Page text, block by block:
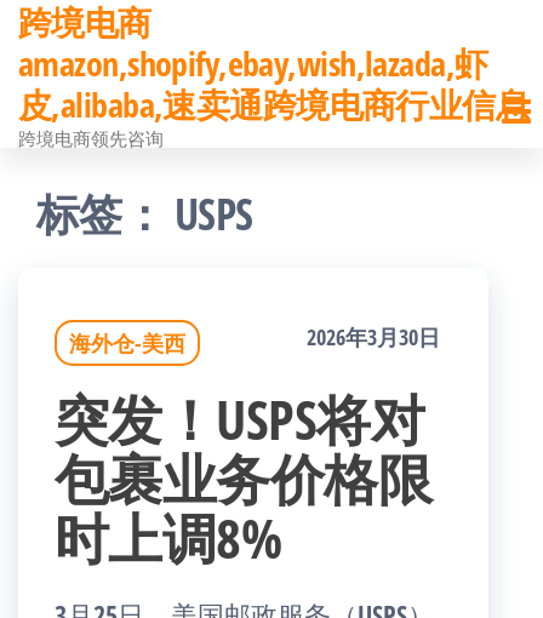
前
往
内
跨境电商
amazon,shopify,ebay,wish,lazada,虾
皮,alibaba,速卖通跨境电商行业信息
跨境电商领先咨询
标签： USPS
海外仓-美西 2026年3月30日
突发！USPS将对
包裹业务价格限
时上调8%